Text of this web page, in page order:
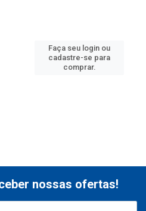
Faça seu login ou
cadastre-se para
comprar.
nossas ofertas!